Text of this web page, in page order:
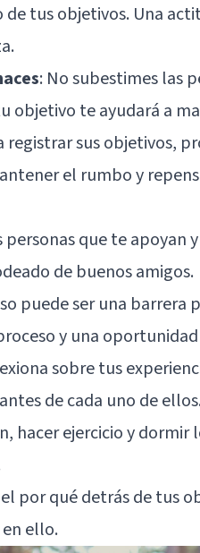
de tus objetivos. Una
: No subestimes las
objetivo te ayudará a
registrar sus objetivos,
el rumbo y
personas que te apoyan
de buenos amigos.
puede ser una barrera
y una
sobre tus
de cada uno de
hacer ejercicio y dormir
por qué detrás de tus
ello.